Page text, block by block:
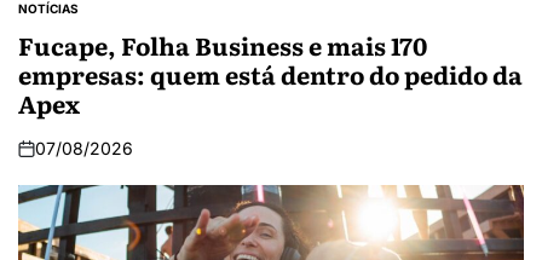
NOTÍCIAS
Fucape, Folha Business e mais 170
empresas: quem está dentro do pedido da
Apex
07/08/2026